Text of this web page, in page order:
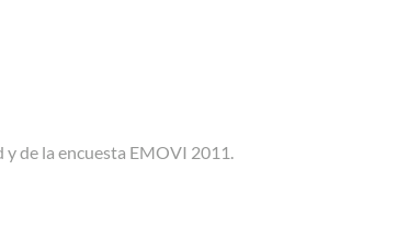
de la encuesta EMOVI 2011.